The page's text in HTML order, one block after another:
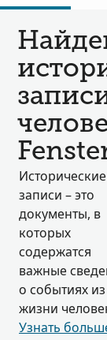
Исторические
записи – это
документы, в
которых
содержатся
важные
о событиях из
жизни
Узнать